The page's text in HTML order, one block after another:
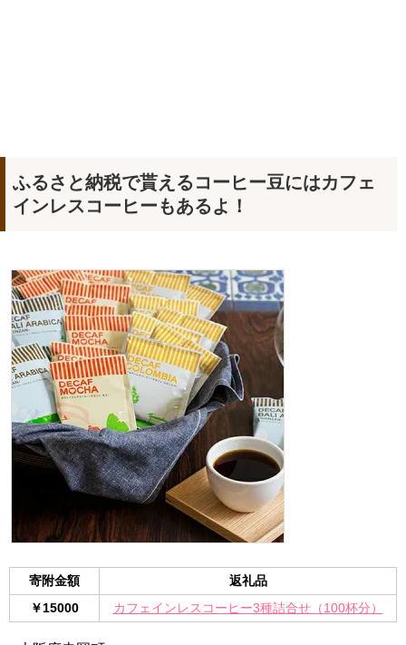
ふるさと納税で貰えるコーヒー豆にはカフェ
インレスコーヒーもあるよ！
寄附金額
返礼品
￥15000
カフェインレスコーヒー3種詰合せ（100杯分）